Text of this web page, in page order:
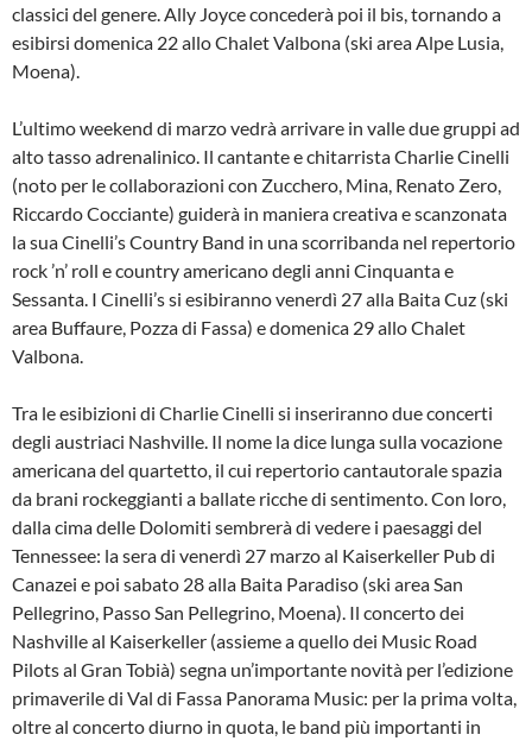
classici del genere. Ally Joyce concederà poi il bis, tornando a
esibirsi domenica 22 allo Chalet Valbona (ski area Alpe Lusia,
Moena).
L’ultimo weekend di marzo vedrà arrivare in valle due gruppi ad
alto tasso adrenalinico. Il cantante e chitarrista Charlie Cinelli
(noto per le collaborazioni con Zucchero, Mina, Renato Zero,
Riccardo Cocciante) guiderà in maniera creativa e scanzonata
la sua Cinelli’s Country Band in una scorribanda nel repertorio
rock ’n’ roll e country americano degli anni Cinquanta e
Sessanta. I Cinelli’s si esibiranno venerdì 27 alla Baita Cuz (ski
area Buffaure, Pozza di Fassa) e domenica 29 allo Chalet
Valbona.
Tra le esibizioni di Charlie Cinelli si inseriranno due concerti
degli austriaci Nashville. Il nome la dice lunga sulla vocazione
americana del quartetto, il cui repertorio cantautorale spazia
da brani rockeggianti a ballate ricche di sentimento. Con loro,
dalla cima delle Dolomiti sembrerà di vedere i paesaggi del
Tennessee: la sera di venerdì 27 marzo al Kaiserkeller Pub di
Canazei e poi sabato 28 alla Baita Paradiso (ski area San
Pellegrino, Passo San Pellegrino, Moena). Il concerto dei
Nashville al Kaiserkeller (assieme a quello dei Music Road
Pilots al Gran Tobià) segna un’importante novità per l’edizione
primaverile di Val di Fassa Panorama Music: per la prima volta,
oltre al concerto diurno in quota, le band più importanti in